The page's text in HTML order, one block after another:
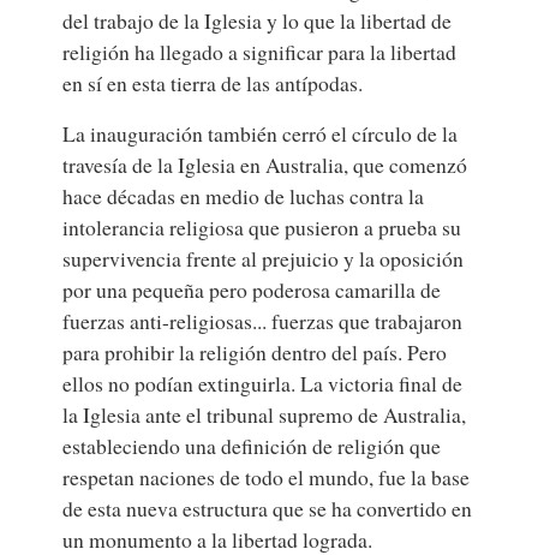
del trabajo de la Iglesia y lo que la libertad de
religión ha llegado a significar para la libertad
en sí en esta tierra de las antípodas.
La inauguración también cerró el círculo de la
travesía de la Iglesia en Australia, que comenzó
hace décadas en medio de luchas contra la
intolerancia religiosa que pusieron a prueba su
supervivencia frente al prejuicio y la oposición
por una pequeña pero poderosa camarilla de
fuerzas anti-religiosas... fuerzas que trabajaron
para prohibir la religión dentro del país. Pero
ellos no podían extinguirla. La victoria final de
la Iglesia ante el tribunal supremo de Australia,
estableciendo una definición de religión que
respetan naciones de todo el mundo, fue la base
de esta nueva estructura que se ha convertido en
un monumento a la libertad lograda.